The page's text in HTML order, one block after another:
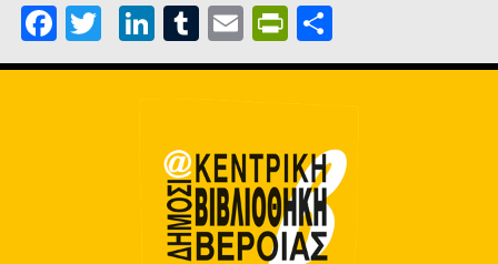
Facebook
Twitter
LinkedIn
Tumblr
Email